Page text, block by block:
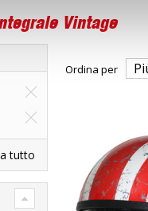
Vintage
Ordina per
tutto